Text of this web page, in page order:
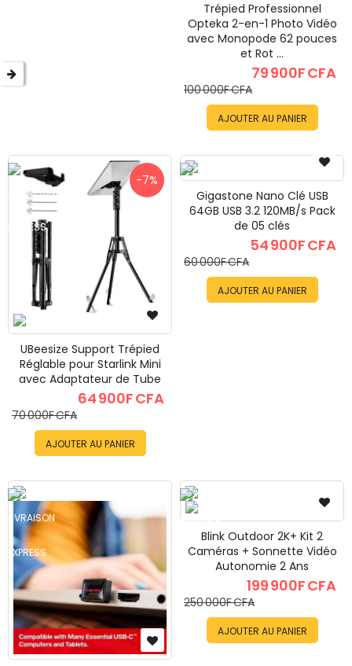
Trépied Professionnel
Opteka 2-en-1 Photo Vidéo
avec Monopode 62 pouces
et Rot ...
79 900F CFA
100 000F CFA
AJOUTER AU PANIER
-7%
UBeesize Support Trépied
Réglable pour Starlink Mini
avec Adaptateur de Tube
64 900F CFA
70 000F CFA
AJOUTER AU PANIER
Gigastone Nano Clé USB
64GB USB 3.2 120MB/s Pack
de 05 clés
54 900F CFA
60 000F CFA
AJOUTER AU PANIER
Blink Outdoor 2K+ Kit 2
Caméras + Sonnette Vidéo
Autonomie 2 Ans
199 900F CFA
250 000F CFA
AJOUTER AU PANIER